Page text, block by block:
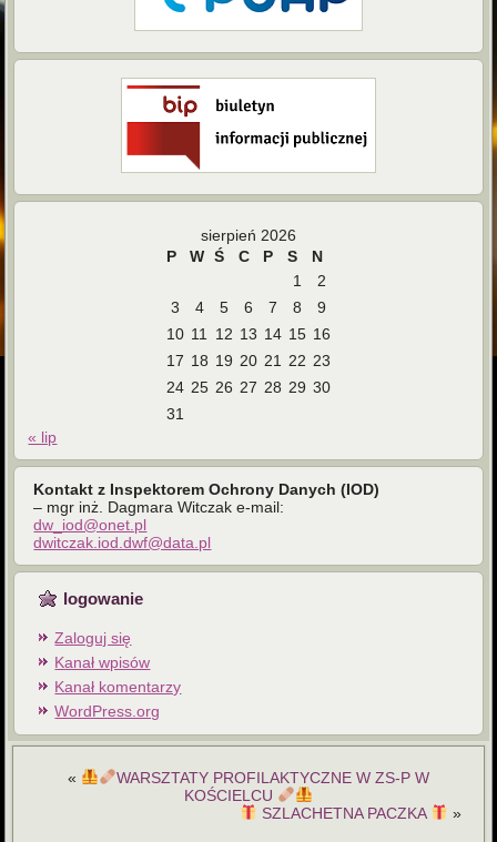
sierpień 2026
P
W Ś C P S
N
1
2
3
4 5 6 7 8
9
10 11 12 13 14 15 16
17 18 19 20 21 22 23
24 25 26 27 28 29 30
31
« lip
Kontakt z Inspektorem Ochrony Danych (IOD)
– mgr inż. Dagmara Witczak e-mail:
dw_iod@onet.pl
dwitczak.iod.dwf@data.pl
logowanie
Zaloguj się
Kanał wpisów
Kanał komentarzy
WordPress.org
«
WARSZTATY PROFILAKTYCZNE W ZS-P W
KOŚCIELCU
SZLACHETNA PACZKA
»